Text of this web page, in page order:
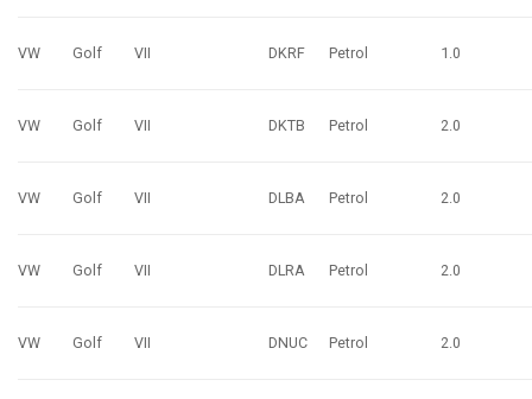
VW Golf VII DKRF Petrol 1.0
VW Golf VII DKTB Petrol 2.0
VW Golf VII DLBA Petrol 2.0
VW Golf VII DLRA Petrol 2.0
VW Golf VII DNUC Petrol 2.0